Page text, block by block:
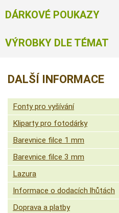
DÁRKOVÉ POUKAZY
VÝROBKY DLE TÉMAT
DALŠÍ INFORMACE
Fonty pro vyšívání
Kliparty pro fotodárky
Barevnice filce 1 mm
Barevnice filce 3 mm
Lazura
Informace o dodacích lhůtách
Doprava a platby